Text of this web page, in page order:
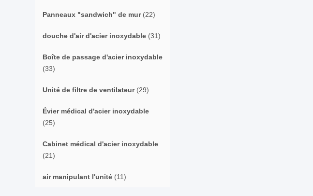
Panneaux "sandwich" de mur(22)
douche d'air d'acier inoxydable (31)
Boîte de passage d'acier inoxydable
(33)
Unité de filtre de ventilateur(29)
Évier médical d'acier inoxydable
(25)
Cabinet médical d'acier inoxydable
(21)
air manipulant l'unité (11)